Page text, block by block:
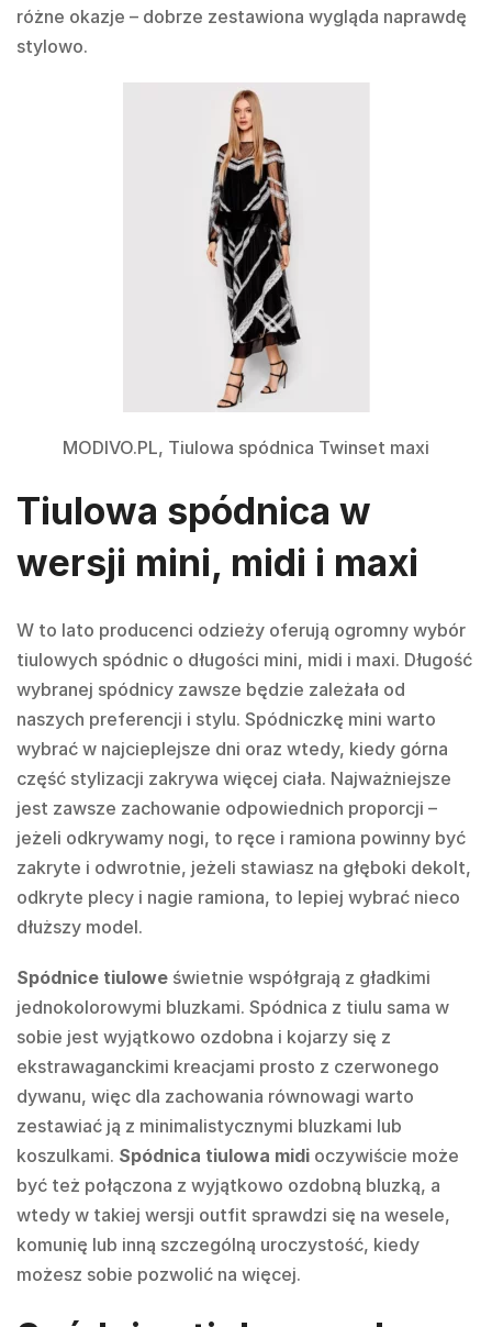
różne okazje – dobrze zestawiona wygląda naprawdę
stylowo.
MODIVO.PL, Tiulowa spódnica Twinset maxi
Tiulowa spódnica w
wersji mini, midi i maxi
W to lato producenci odzieży oferują ogromny wybór
tiulowych spódnic o długości mini, midi i maxi. Długość
wybranej spódnicy zawsze będzie zależała od
naszych preferencji i stylu. Spódniczkę mini warto
wybrać w najcieplejsze dni oraz wtedy, kiedy górna
część stylizacji zakrywa więcej ciała. Najważniejsze
jest zawsze zachowanie odpowiednich proporcji –
jeżeli odkrywamy nogi, to ręce i ramiona powinny być
zakryte i odwrotnie, jeżeli stawiasz na głęboki dekolt,
odkryte plecy i nagie ramiona, to lepiej wybrać nieco
dłuższy model.
Spódnice tiulowe świetnie współgrają z gładkimi
jednokolorowymi bluzkami. Spódnica z tiulu sama w
sobie jest wyjątkowo ozdobna i kojarzy się z
ekstrawaganckimi kreacjami prosto z czerwonego
dywanu, więc dla zachowania równowagi warto
zestawiać ją z minimalistycznymi bluzkami lub
koszulkami. Spódnica tiulowa midi oczywiście może
być też połączona z wyjątkowo ozdobną bluzką, a
wtedy w takiej wersji outfit sprawdzi się na wesele,
komunię lub inną szczególną uroczystość, kiedy
możesz sobie pozwolić na więcej.